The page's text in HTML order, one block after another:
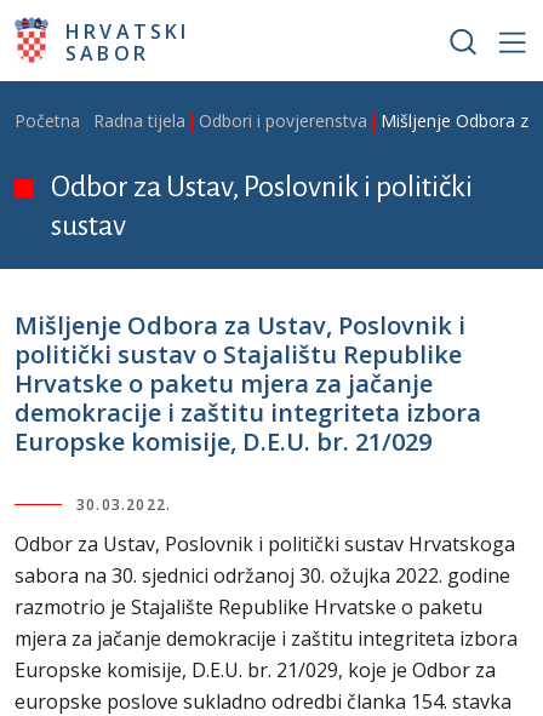
Skoči na glavni sadržaj
HRVATSKI
SABOR
Breadcrumb
Početna Radna tijela Odbori i povjerenstva Mišljenje Odbora
Odbor za Ustav, Poslovnik i politički
sustav
Mišljenje Odbora za Ustav, Poslovnik i
politički sustav o Stajalištu Republike
Hrvatske o paketu mjera za jačanje
demokracije i zaštitu integriteta izbora
Europske komisije, D.E.U. br. 21/029
30.03.2022.
Odbor za Ustav, Poslovnik i politički sustav Hrvatskoga
sabora na 30. sjednici održanoj 30. ožujka 2022. godine
razmotrio je Stajalište Republike Hrvatske o paketu
mjera za jačanje demokracije i zaštitu integriteta izbora
Europske komisije, D.E.U. br. 21/029, koje je Odbor za
europske poslove sukladno odredbi članka 154. stavka